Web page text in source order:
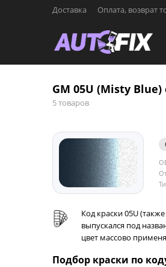
Доставка Оплата, возврат
GM 05U (Misty
5 товаров
Код краски 05U
выпускался под
цвет массово
Подбор краски по